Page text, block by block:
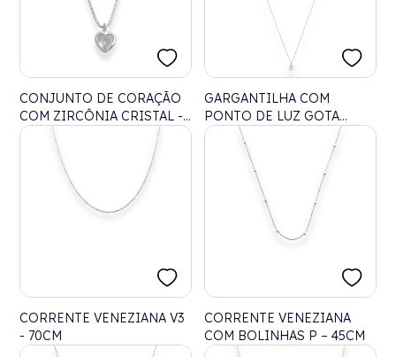
CONJUNTO DE CORAÇÃO
COM ZIRCÔNIA CRISTAL -
40CM
GARGANTILHA COM
PONTO DE LUZ GOTA
ZIRCÔNIA DE GOTA - 45CM
CORRENTE VENEZIANA V3
- 70CM
CORRENTE VENEZIANA
COM BOLINHAS P – 45CM